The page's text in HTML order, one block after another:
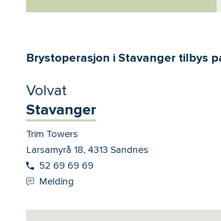
Brystoperasjon i Stavanger tilbys
Volvat
Stavanger
Trim Towers
Larsamyrå 18, 4313 Sandnes
52 69 69 69
Melding